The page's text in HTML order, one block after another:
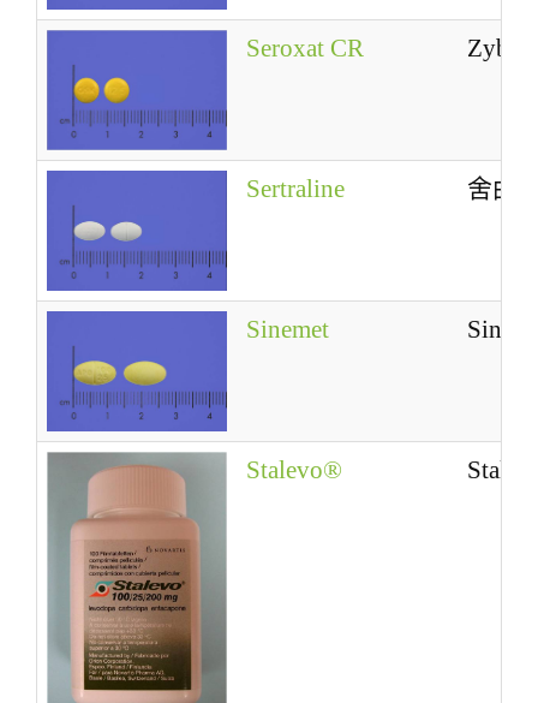
Seroxat CR
Sertraline 舍曲
Sinemet
Stalevo®